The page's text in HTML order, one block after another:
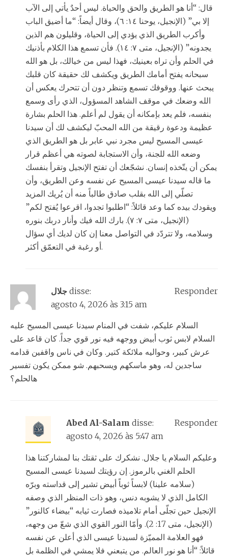
قال: “أنا هو الطريق والحق والحياة. ليس أحدٌ يأتي إلى الآب
إلا بي” (الإنجيل، يوحنا ١٤: ٦)، وقال أيضاً: “ما أضيق الباب
وأكرب الطريق الذي يؤدي إلى الحياة، وقليلون هم الذين
يجدونه” (الإنجيل، متى ٧: ١٤). فأن تسمع هذا الكلام بأذنيك
في الحلم وأن تراه بعينيك، فهذا ليس من خيالك، بل هو الله
سبحانه يفتح أمامك الطريق ويكشف لك حقيقة كان قلبك
يبحث عنها. ووقوفك تسمع وتنظر دون أن تتحرك يعكس أن
الله وضعك في موقف الشاهد المسؤول، الذي رأى وسمع
بنفسه، فلم يعد بإمكانه أن يقول لم أعلم. هذا الحلم بشارة
عظيمة ودعوة رقيقة من الله المحبّ ليكشف لك أن سيدنا
عيسى المسيح ليس مجرد نبي عابر بل هو الطريق الذي
وضعه الله للجنة، وأن الاستجابة لصوته هي أعظم قرار
يمكن أن يتّخذه إنسان. نشجّعك أن تفتح الإنجيل وتقرأ بنفسك
ما قاله سيدنا عيسى المسيح عن نفسه وعن الطريق، وأن
تصلّي إلى الله بقلب صادق طالباً منه أن يُريك المزيد
ويقودك بيده كما وعد قائلاً: “اطلبوا تجدوا، اقرعوا يُفتح لكم”
(الإنجيل، متى ٧: ٧). بارك الله فيك وأنار دربك بنوره
وسلامه، ولا تتردّد في التواصل معنا إن كان لديك أي سؤال
أو رغبة في التعمّق أكثر.
جلال disse:
agosto 4, 2026 às 3:15 am
السلام عليكم، شفت في المنام سيدنا عيسى المسيح عليه
السلام لابس ثوب أبيض ووجهه فيه نور قوي جداً. كان قاعد على
عرش كبير، وحواليه ملائكة كتير. وكان في ناس واقفين قدامه
ساجدين له، وهو ماسكهم ويسحبهم. شو ممكن يكون تفسير
هالحلم؟
Responder
Abed Al-Salam disse:
agosto 4, 2026 às 5:47 am
وعليكم السلام يا جلال. نشكرك على ثقتك بنا لمشاركتنا هذا
الحلم الغني بالرموز. إن رؤيتك لسيدنا عيسى المسيح
(سلامه علينا) لابساً ثوباً أبيض تشير إلى قداسته وبرّه
الكامل الذي لا يشوبه دنس، وهو ذات المنظر الذي وصفه
الإنجيل حين تجلّى أمام تلاميذه فصارت ثيابه “بيضاء كالنور”
(الإنجيل، متى 17: 2). وأمّا النور القوي الذي شعّ من وجهه،
فهو العلامة المميّزة لسيدنا عيسى الذي أعلن عن نفسه
قائلاً: “أنا هو نور العالم. من يتبعني فلا يمشي في الظلمة بل
Responder